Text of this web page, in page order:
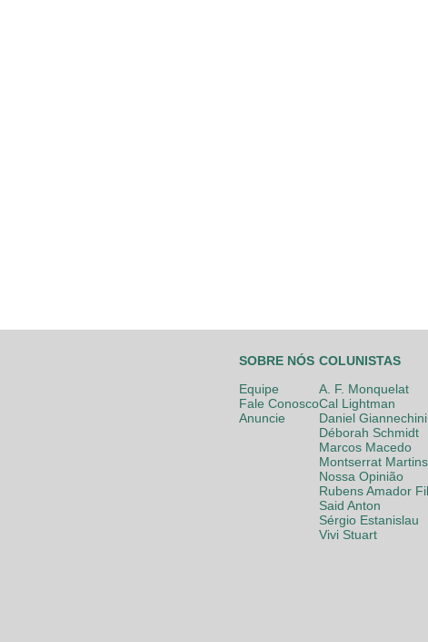
SOBRE NÓS
Equipe
Fale Conosco
Anuncie
COLUNISTAS
A. F. Monquelat
Cal Lightman
Daniel Giannechini
Déborah Schmidt
Marcos Macedo
Montserrat Martins
Nossa Opinião
Rubens Amador
Said Anton
Sérgio Estanislau
Vivi Stuart